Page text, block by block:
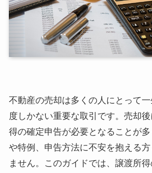
不動産の売却は多くの人にとって
度しかない重要な取引です。売却
得の確定申告が必要となることが
や特例、申告方法に不安を抱える方
ません。このガイドでは、譲渡所